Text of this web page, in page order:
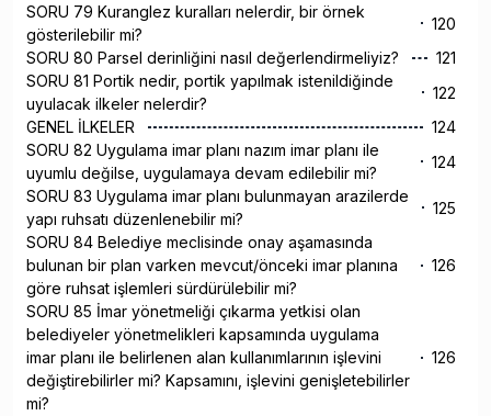
SORU 79 Kuranglez kuralları nelerdir, bir örnek
gösterilebilir mi?
120
SORU 80 Parsel derinliğini nasıl değerlendirmeliyiz?
121
SORU 81 Portik nedir, portik yapılmak istenildiğinde
uyulacak ilkeler nelerdir?
122
GENEL İLKELER
124
SORU 82 Uygulama imar planı nazım imar planı ile
uyumlu değilse, uygulamaya devam edilebilir mi?
124
SORU 83 Uygulama imar planı bulunmayan arazilerde
yapı ruhsatı düzenlenebilir mi?
125
SORU 84 Belediye meclisinde onay aşamasında
bulunan bir plan varken mevcut/önceki imar planına
göre ruhsat işlemleri sürdürülebilir mi?
126
SORU 85 İmar yönetmeliği çıkarma yetkisi olan
belediyeler yönetmelikleri kapsamında uygulama
imar planı ile belirlenen alan kullanımlarının işlevini
değiştirebilirler mi? Kapsamını, işlevini genişletebilirler
mi?
126